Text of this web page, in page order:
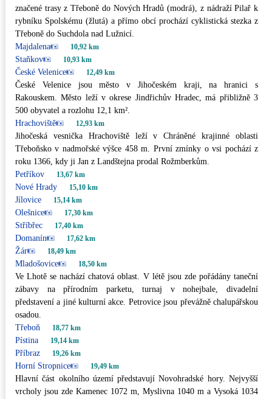
značené trasy z Třeboně do Nových Hradů (modrá), z nádraží Pilař k
rybníku Spolskému (žlutá) a přímo obcí prochází cyklistická stezka z
Třeboně do Suchdola nad Lužnicí.
Majdalena
10,92 km
Staňkov 10,93 km
České Velenice 12,49 km
České Velenice jsou město v Jihočeském kraji, na hranici s
Rakouskem. Město leží v okrese Jindřichův Hradec, má přibližně 3
500 obyvatel a rozlohu 12,1 km².
Hrachoviště
12,93 km
Jihočeská vesnička Hrachoviště leží v Chráněné krajinné oblasti
Třeboňsko v nadmořské výšce 458 m. První zmínky o vsi pochází z
roku 1366, kdy ji Jan z Landštejna prodal Rožmberkům.
Petříkov
13,67 km
Nové Hrady 15,10 km
Jílovice 15,14 km
Olešnice 17,30 km
Stříbřec 17,40 km
Domanín 17,62 km
Žár 18,49 km
Mladošovice 18,50 km
Ve Lhotě se nachází chatová oblast. V létě jsou zde pořádány taneční
zábavy na přírodním parketu, turnaj v nohejbale, divadelní
představení a jiné kulturní akce. Petrovice jsou převážně chalupářskou
osadou.
Třeboň
18,77 km
Pístina 19,14 km
Příbraz 19,26 km
Horní Stropnice 19,49 km
Hlavní část okolního území představují Novohradské hory. Nejvyšší
vrcholy jsou zde Kamenec 1072 m, Myslivna 1040 m a Vysoká 1034